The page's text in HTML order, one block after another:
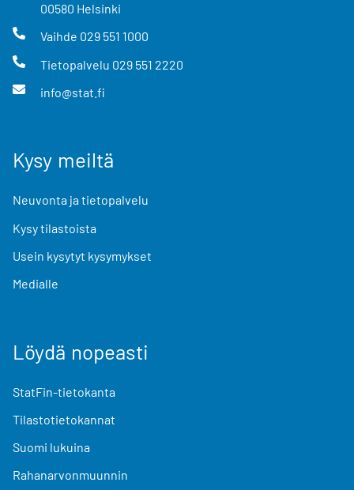
00580 Helsinki
Vaihde 029 551 1000
Tietopalvelu 029 551 2220
info@stat.fi
Kysy meiltä
Neuvonta ja tietopalvelu
Kysy tilastoista
Usein kysytyt kysymykset
Medialle
Löydä nopeasti
StatFin-tietokanta
Tilastotietokannat
Suomi lukuina
Rahanarvonmuunnin